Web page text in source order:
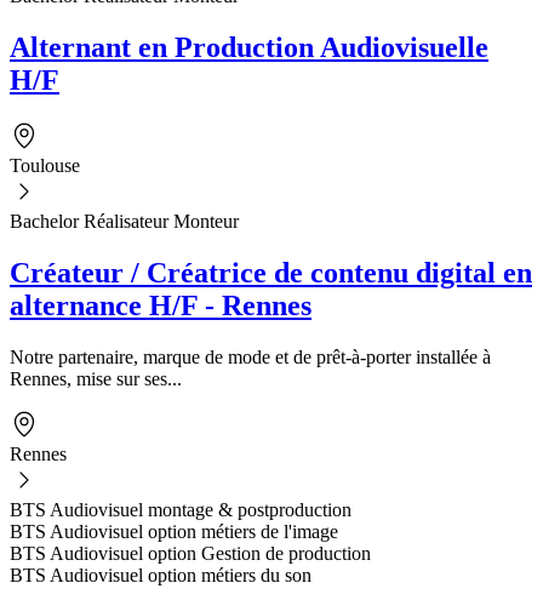
Alternant en Production Audiovisuelle
H/F
Toulouse
Bachelor Réalisateur Monteur
Créateur / Créatrice de contenu digital en
alternance H/F - Rennes
Notre partenaire, marque de mode et de prêt-à-porter installée à
Rennes, mise sur ses...
Rennes
BTS Audiovisuel montage & postproduction
BTS Audiovisuel option métiers de l'image
BTS Audiovisuel option Gestion de production
BTS Audiovisuel option métiers du son